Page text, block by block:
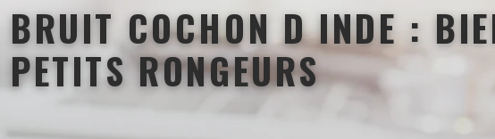
BRUIT COCHON D INDE :
PETITS RONGEURS